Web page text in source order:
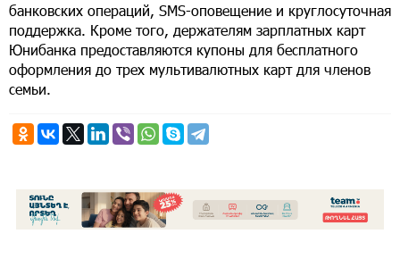
банковских операций, SMS-оповещение и круглосуточная
поддержка. Кроме того, держателям зарплатных карт
Юнибанка предоставляются купоны для бесплатного
оформления до трех мультивалютных карт для членов
семьи.